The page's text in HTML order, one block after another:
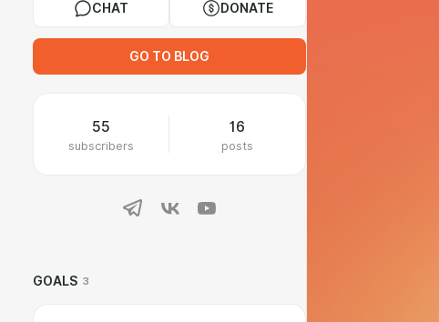
CHAT DONATE
GO TO BLOG
55
subscribers
16
posts
GOALS 3